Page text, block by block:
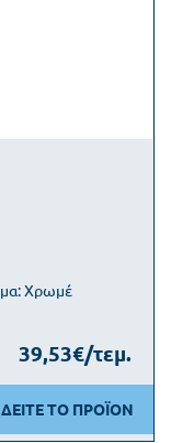
Χρωμέ
39,53€/τεμ.
ΔΕΙΤΕ ΤΟ ΠΡΟΪΟΝ